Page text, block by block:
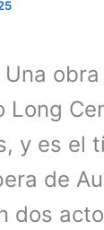
Una
Long
y es el
de
dos